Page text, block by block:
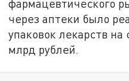
фармацевтического
через аптеки было
упаковок лекарств на
млрд рублей.